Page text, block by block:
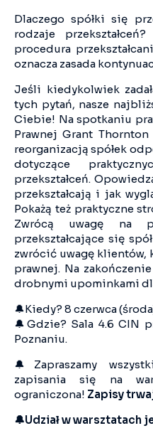
Dlaczego spółki się
rodzaje
procedura
oznacza zasada
Jeśli kiedykolwiek
tych pytań, nasze
Ciebie! Na spotkaniu
Prawnej Grant
reorganizacją spółek
dotyczące
przekształceń.
przekształcają i jak
Pokażą też praktyczne
Zwrócą uwagę na
przekształcające się
zwrócić uwagę klientów,
prawnej. Na
drobnymi upominkami
🔔Kiedy? 8 czerwca
🔔Gdzie? Sala 4.6 CIN
Poznaniu.
🔔Zapraszamy
zapisania się na
ograniczona! Zapisy
🔔Udział w warsztatach